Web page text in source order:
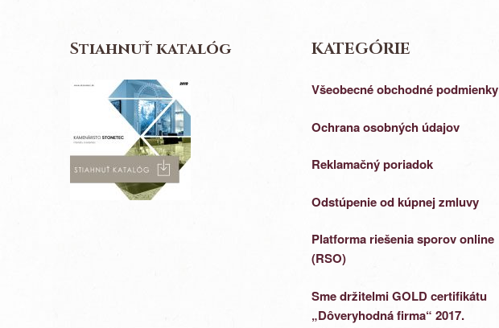
Stiahnuť katalóg KATEGÓRIE
Všeobecné obchodné podmienky
Ochrana osobných údajov
Reklamačný poriadok
Odstúpenie od kúpnej zmluvy
Platforma riešenia sporov online
(RSO)
Sme držitelmi GOLD certifikátu
„Dôveryhodná firma“ 2017.